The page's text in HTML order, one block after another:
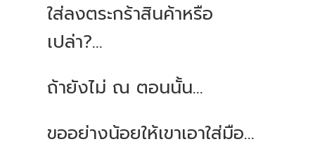
ใส่ลงตระกร้าสินค้าหรือ
เปล่า?...
ถ้ายังไม่ ณ ตอนนั้น...
ขออย่างน้อยให้เขาเอาใส่มือ...